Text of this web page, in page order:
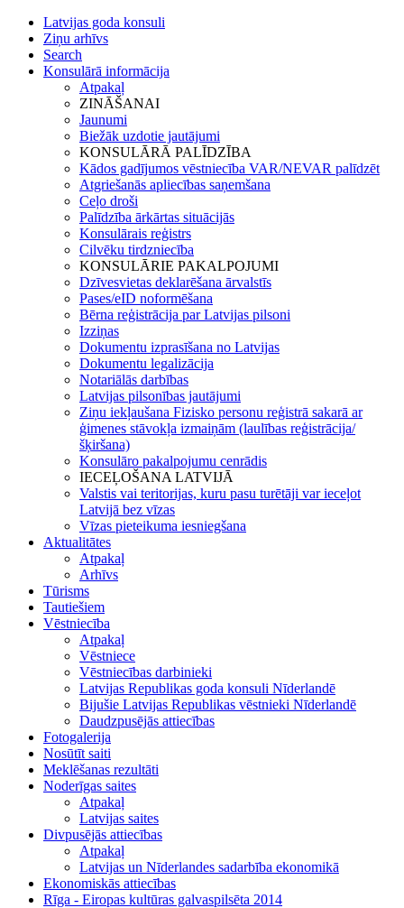
Latvijas goda konsuli
Ziņu arhīvs
Search
Konsulārā informācija
Atpakaļ
ZINĀŠANAI
Jaunumi
Biežāk uzdotie jautājumi
KONSULĀRĀ PALĪDZĪBA
Kādos gadījumos vēstniecība VAR/NEVAR palīdzēt
Atgriešanās apliecības saņemšana
Ceļo droši
Palīdzība ārkārtas situācijās
Konsulārais reģistrs
Cilvēku tirdzniecība
KONSULĀRIE PAKALPOJUMI
Dzīvesvietas deklarēšana ārvalstīs
Pases/eID noformēšana
Bērna reģistrācija par Latvijas pilsoni
Izziņas
Dokumentu izprasīšana no Latvijas
Dokumentu legalizācija
Notariālās darbības
Latvijas pilsonības jautājumi
Ziņu iekļaušana Fizisko personu reģistrā sakarā ar
ģimenes stāvokļa izmaiņām (laulības reģistrācija/
šķiršana)
Konsulāro pakalpojumu cenrādis
IECEĻOŠANA LATVIJĀ
Valstis vai teritorijas, kuru pasu turētāji var ieceļot
Latvijā bez vīzas
Vīzas pieteikuma iesniegšana
Aktualitātes
Atpakaļ
Arhīvs
Tūrisms
Tautiešiem
Vēstniecība
Atpakaļ
Vēstniece
Vēstniecības darbinieki
Latvijas Republikas goda konsuli Nīderlandē
Bijušie Latvijas Republikas vēstnieki Nīderlandē
Daudzpusējās attiecības
Fotogalerija
Nosūtīt saiti
Meklēšanas rezultāti
Noderīgas saites
Atpakaļ
Latvijas saites
Divpusējās attiecības
Atpakaļ
Latvijas un Nīderlandes sadarbība ekonomikā
Ekonomiskās attiecības
Rīga - Eiropas kultūras galvaspilsēta 2014